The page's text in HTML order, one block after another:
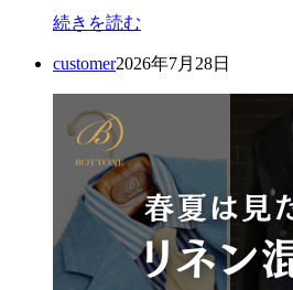
続きを読む
customer2026年7月28日